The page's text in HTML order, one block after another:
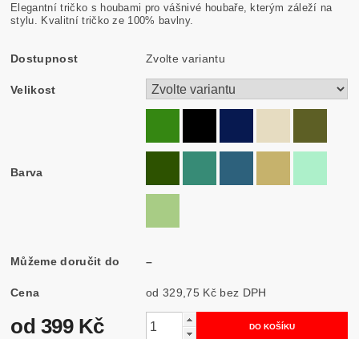
Elegantní tričko s houbami pro vášnivé houbaře, kterým záleží na
stylu. Kvalitní tričko ze 100% bavlny.
Dostupnost Zvolte variantu
Velikost
Barva
Můžeme doručit do –
Cena od 329,75 Kč bez DPH
od 399 Kč